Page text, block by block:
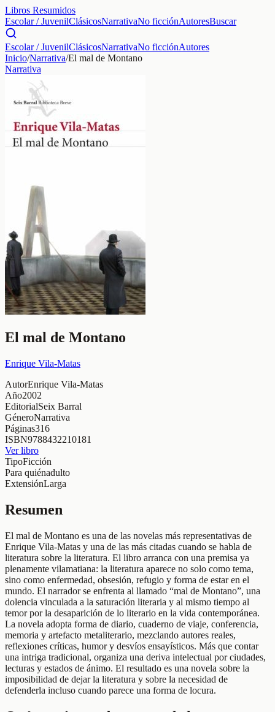
Libros Resumidos
Escolar / JuvenilClásicosNarrativaNo ficciónAutoresBuscar
Escolar / JuvenilClásicosNarrativaNo ficciónAutores
Inicio/Narrativa/El mal de Montano
Narrativa
El mal de Montano
Enrique Vila-Matas
AutorEnrique Vila-Matas
Año2002
EditorialSeix Barral
GéneroNarrativa
Páginas316
ISBN9788432210181
Ver libro
TipoFicción
Para quiénadulto
ExtensiónLarga
Resumen
El mal de Montano es una de las novelas más representativas de
Enrique Vila-Matas y una de las más citadas cuando se habla de
literatura sobre la literatura. El libro arranca con una premisa ya
plenamente vilamatiana: la literatura aparece no solo como tema,
sino como enfermedad, obsesión, refugio y forma de estar en el
mundo. El narrador se enfrenta al llamado “mal de Montano”, una
dolencia vinculada a la saturación literaria y al mismo tiempo al
temor por la desaparición de lo literario en la vida contemporánea.
La novela adopta forma de diario, cuaderno de viaje, conferencia,
memoria y artefacto metaliterario, mezclando autores reales,
reflexiones críticas, humor y desvíos ensayísticos. Más que contar
una intriga tradicional, organiza una deriva intelectual por ciudades,
lecturas y estados de ánimo. El resultado es una novela sobre la
imposibilidad de dejar la literatura y sobre la necesidad de
defenderla incluso cuando parece una forma de locura.